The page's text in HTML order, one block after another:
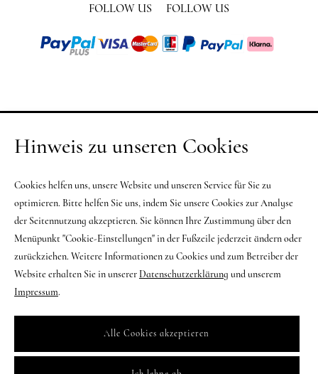
FOLLOW US FOLLOW US
Hinweis zu unseren Cookies
Cookies helfen uns, unsere Website und unseren Service für Sie zu
optimieren. Bitte helfen Sie uns, indem Sie unsere Cookies zur Analyse
der Seitennutzung akzeptieren. Sie können Ihre Zustimmung über den
Menüpunkt "Cookie-Einstellungen" in der Fußzeile jederzeit ändern oder
zurückziehen. Weitere Informationen zu Cookies und zum Betreiber der
Website erhalten Sie in unsererDatenschutzerklärung und unserem
Impressum.
Alle Cookies akzeptieren